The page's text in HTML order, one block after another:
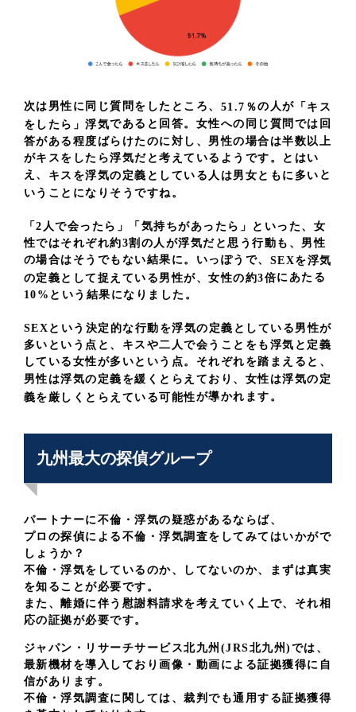
次は男性に同じ質問をしたところ、 51.7％の人が 「キス
をしたら」浮気であると回答。女性への同じ質問では回
答がある程度ばらけたのに対し、男性の場合は半数以上
がキスをしたら浮気だと考えているようです。とはい
え、 キスを浮気の定義としている人は男女ともに多い と
いうことになりそうですね。
「2人で会ったら」「気持ちがあったら」といった、女
性ではそれぞれ約3割の人が浮気だと思う行動も、男性
の場合はそうでもない結果に。いっぽうで、 SEXを浮気
の定義として捉えている男性が、女性の約3倍にあたる
10%という結果になりました。
SEXという決定的な行動を浮気の定義としている男性が
多いという点と、キスや二人で会うことをも浮気と定義
している女性が多いという点。それぞれを踏まえると、
男性は浮気の定義を緩くとらえており、女性は浮気の定
義を厳しくとらえている可能性が導かれます。
九州最大の探偵グループ
パートナーに不倫・浮気の疑惑があるならば、
プロの探偵による不倫・浮気調査をしてみてはいかがで
しょうか？
不倫・浮気をしているのか、してないのか、まずは真実
を知ることが必要です。
また、離婚に伴う慰謝料請求を考えていく上で、それ相
応の証拠が必要です。
ジャパン・リサーチサービス北九州(JRS北九州)では、
最新機材を導入しており画像・動画による証拠獲得に自
信があります。
不倫・浮気調査に関しては、裁判でも通用する証拠獲得